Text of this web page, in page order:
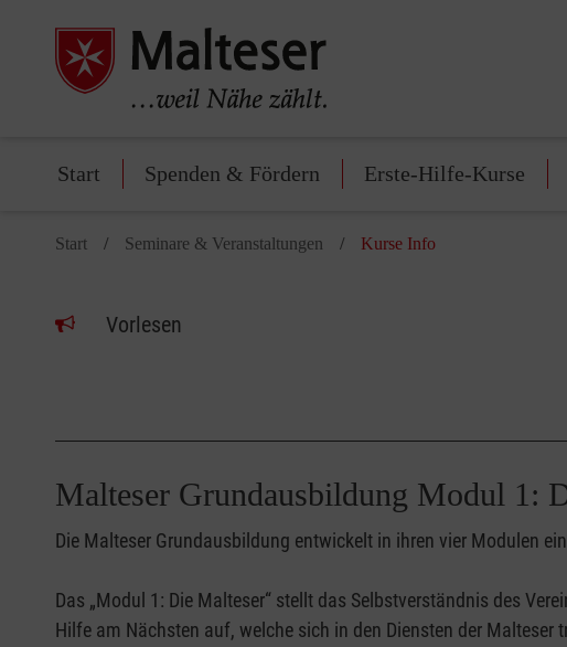
Start Spenden & Fördern Erste-Hilfe-Kurse
Start Seminare & Veranstaltungen Kurse Info
Vorlesen
Malteser Grundausbildung Modul 1:
Die Malteser Grundausbildung entwickelt in ihren vier Modulen
Das „Modul 1: Die Malteser“ stellt das Selbstverständnis des
Hilfe am Nächsten auf, welche sich in den Diensten der